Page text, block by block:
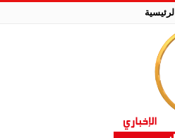
الرئيسية